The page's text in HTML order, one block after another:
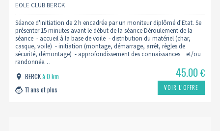
EOLE CLUB BERCK
Séance d'initiation de 2 h encadrée par un moniteur diplômé d'Etat. Se
présenter 15 minutes avant le début de la séance Déroulement de la
séance - accueil à la base de voile - distribution du matériel (char,
casque, voile) - initiation (montage, démarrage, arrêt, règles de
sécurité, démontage) - approfondissement des connaissances et/ou
randonnée…
BERCKà 0 km
11 ans et plus
45.00€
VOIR L’OFFRE